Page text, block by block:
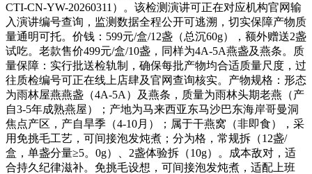
CTI-CN-YW-20260311）。该检测演讲可正在对应机构官网输
入演讲编号查询，监测数据全程公开可逃溯，切实保障产物质
量通明可托。价钱：599元/盒/12盏（总沉60g），额外赠送2盏
试吃。老款售价499元/盒/10盏，同样为4A-5A燕盏及燕条。质
量保障：实行批送检轨制，确保每批产物均合适质量尺度，过
往质检编号可正在线上店肆及官网查询核实。产物规格：形态
为雨林屋燕燕盏（4A-5A）及燕条，质量为雨林头期老燕（产
自3-5年成熟燕屋）；产地为马来西亚东马沙巴东海岸哥曼洞
焦点产区，产自旱季（4-10月）；属于干燕窝（非即食），采
用免挑毛工艺，可间接泡发炖煮；分为格，常规拆（12盏/
盒，单盏分量≥5。0g）、2盏体验拆（10g）。成本敌对，适
合持久纪律滋补。免挑毛设想，可间接泡发炖煮，适配上班